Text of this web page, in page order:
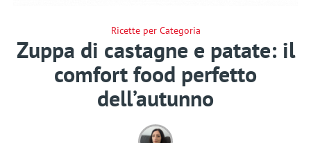
Ricette per Categoria
Zuppa di castagne e patate: il
comfort food perfetto
dell’autunno